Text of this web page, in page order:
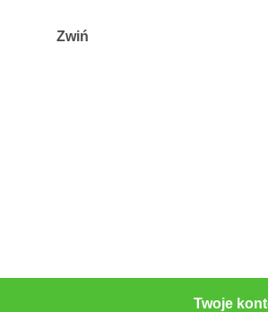
Zwiń
Twoje